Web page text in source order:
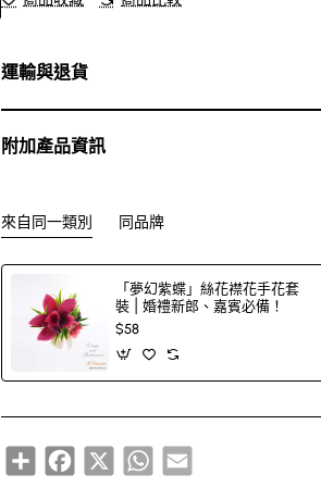
運輸與退貨
附加產品資訊
來自同一類別 同品牌
「夢幻紫蝶」絲花襟花手花套
裝 | 婚禮新郎、嘉賓必備！
$58
ShareFacebook
X WhatsApp
Email